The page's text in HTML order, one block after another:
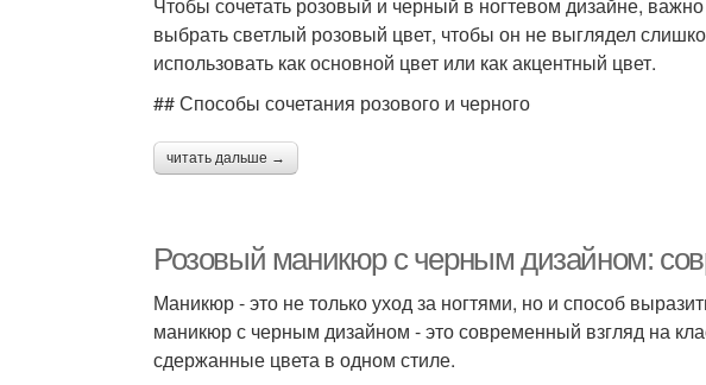
выбрать светлый розовый цвет, чтобы он не выглядел
использовать как основной цвет или как акцентный цвет.
## Способы сочетания розового и черного
читать дальше →
Розовый маникюр с черным дизайном:
Маникюр - это не только уход за ногтями, но и способ
маникюр с черным дизайном - это современный взгляд на
сдержанные цвета в одном стиле.